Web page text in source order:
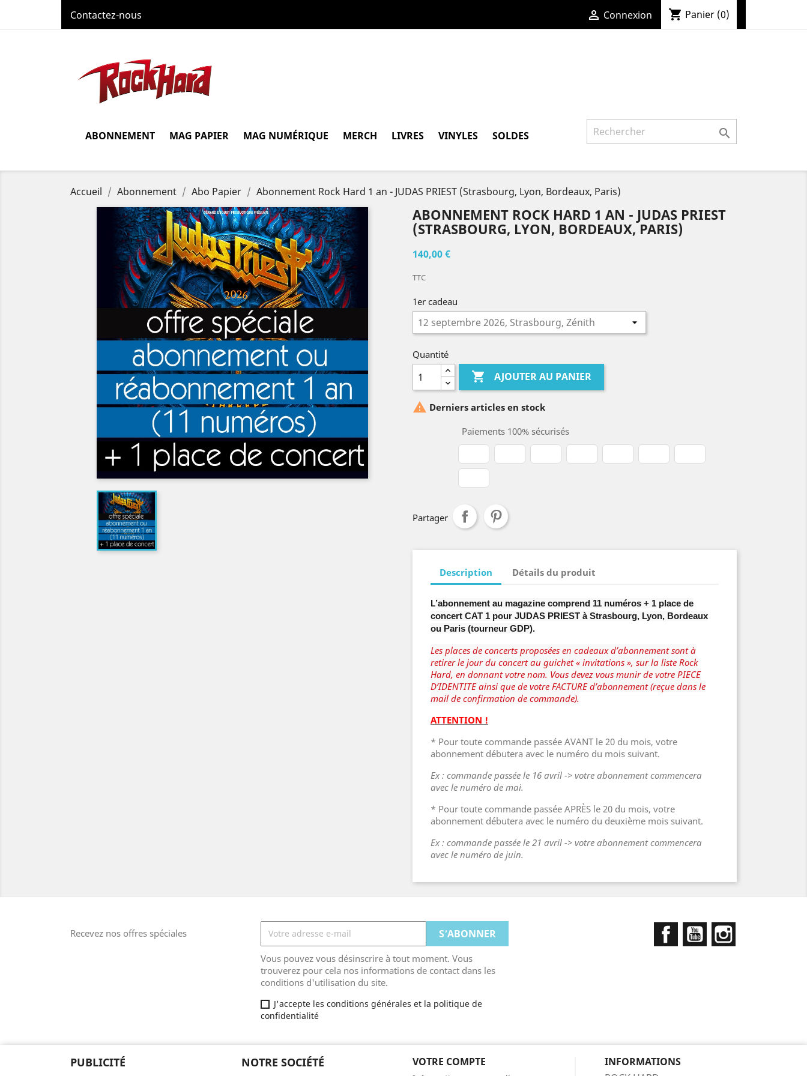
Contactez-nous  Connexion shopping_cart Panier (0)
ABONNEMENT MAG PAPIER MAG NUMÉRIQUE MERCH LIVRES VINYLES SOLDES 
Accueil Abonnement Abo Papier Abonnement Rock Hard 1 an - JUDAS PRIEST (Strasbourg, Lyon, Bordeaux, Paris)
ABONNEMENT ROCK HARD 1 AN - JUDAS PRIEST
(STRASBOURG, LYON, BORDEAUX, PARIS)
140,00 €
TTC
1er cadeau
Quantité
 AJOUTER AU PANIER
 Derniers articles en stock
Paiements 100% sécurisés
Partager
Description Détails du produit
L’abonnement au magazine comprend 11 numéros + 1 place de
concert CAT 1 pour JUDAS PRIEST à Strasbourg, Lyon, Bordeaux
ou Paris (tourneur GDP).
Les places de concerts proposées en cadeaux d’abonnement sont à
retirer le jour du concert au guichet « invitations », sur la liste Rock
Hard, en donnant votre nom. Vous devez vous munir de votre PIECE
D’IDENTITE ainsi que de votre FACTURE d’abonnement (reçue dans le
mail de confirmation de commande).
ATTENTION !
* Pour toute commande passée AVANT le 20 du mois, votre
abonnement débutera avec le numéro du mois suivant.
Ex : commande passée le 16 avril -> votre abonnement commencera
avec le numéro de mai.
* Pour toute commande passée APRÈS le 20 du mois, votre
abonnement débutera avec le numéro du deuxième mois suivant.
Ex : commande passée le 21 avril -> votre abonnement commencera
avec le numéro de juin.
Recevez nos offres spéciales
Vous pouvez vous désinscrire à tout moment. Vous
trouverez pour cela nos informations de contact dans les
conditions d'utilisation du site.
J'accepte les conditions générales et la politique de
confidentialité
FacebookYouTube
PUBLICITÉ NOTRE SOCIÉTÉ VOTRE COMPTE
INFORMATIONS